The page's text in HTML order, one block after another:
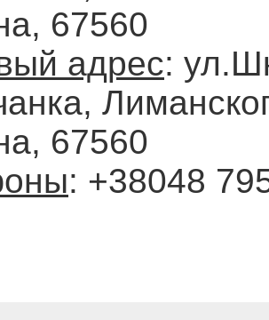
67560
адрес:
67560
: +38048